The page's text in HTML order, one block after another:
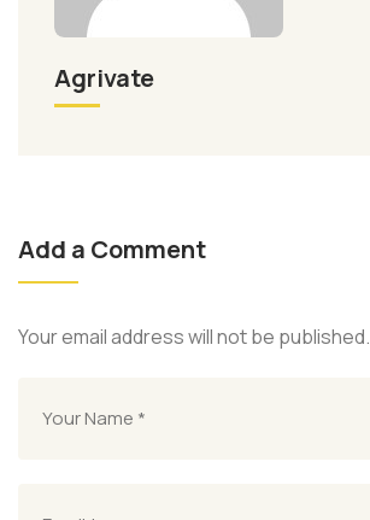
Agrivate
Add a Comment
Your email address will not be published.